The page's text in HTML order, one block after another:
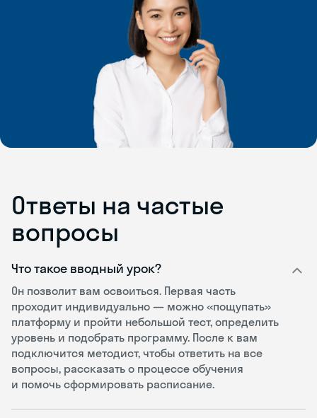
Ответы на частые
вопросы
Что такое вводный урок?
Он позволит вам освоиться. Первая часть
проходит индивидуально — можно «пощупать»
платформу и пройти небольшой тест, определить
уровень и подобрать программу. После к вам
подключится методист, чтобы ответить на все
вопросы, рассказать о процессе обучения
и помочь сформировать расписание.